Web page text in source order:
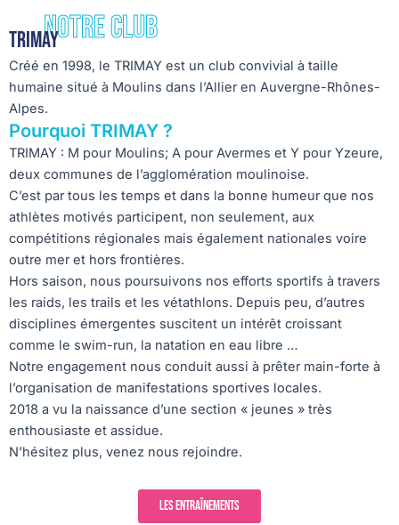
TRIMAYNotre club
Créé en 1998, le TRIMAY est un club convivial à taille
humaine situé à Moulins dans l’Allier en Auvergne-Rhônes-
Alpes.
Pourquoi TRIMAY ?
TRIMAY : M pour Moulins; A pour Avermes et Y pour Yzeure,
deux communes de l’agglomération moulinoise.
C’est par tous les temps et dans la bonne humeur que nos
athlètes motivés participent, non seulement, aux
compétitions régionales mais également nationales voire
outre mer et hors frontières.
Hors saison, nous poursuivons nos efforts sportifs à travers
les raids, les trails et les vétathlons. Depuis peu, d’autres
disciplines émergentes suscitent un intérêt croissant
comme le swim-run, la natation en eau libre …
Notre engagement nous conduit aussi à prêter main-forte à
l’organisation de manifestations sportives locales.
2018 a vu la naissance d’une section « jeunes » très
enthousiaste et assidue.
N’hésitez plus, venez nous rejoindre.
Les entraînements